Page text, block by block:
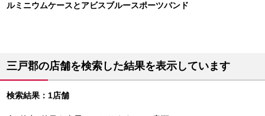
ルミニウムケースとアビスブルースポーツバンド
三戸郡の店舗を検索した結果を表示しています
検索結果：1店舗